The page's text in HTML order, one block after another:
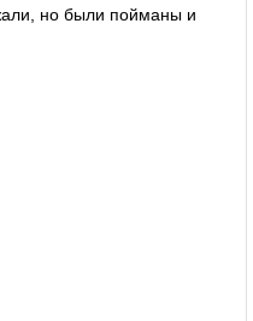
но были пойманы и